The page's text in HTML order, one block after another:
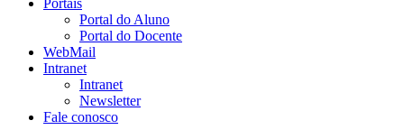
Portais
Portal do Aluno
Portal do Docente
WebMail
Intranet
Intranet
Newsletter
Fale conosco